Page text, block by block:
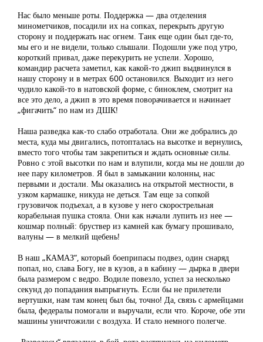
Нас было меньше роты. Поддержка — два отделения
минометчиков, посадили их на сопках, перекрыть другую
сторону и поддержать нас огнем. Танк еще один был где-то,
мы его и не видели, только слышали. Подошли уже под утро,
короткий привал, даже перекурить не успели. Хорошо,
командир расчета заметил, как какой-то джип выдвинулся в
нашу сторону и в метрах 600 остановился. Выходит из него
чудило какой-то в натовской форме, с биноклем, смотрит на
все это дело, а джип в это время поворачивается и начинает
„фигачить“ по нам из ДШК!
Наша разведка как-то слабо отработала. Они же добрались до
места, куда мы двигались, потопталась на высотке и вернулись,
вместо того чтобы там закрепиться и ждать основные силы.
Ровно с этой высотки по нам и влупили, когда мы не дошли до
нее пару километров. Я был в замыкании колонны, нас
первыми и достали. Мы оказались на открытой местности, в
узком кармашке, никуда не деться. Там еще за сопкой
грузовичок подъехал, а в кузове у него скорострельная
корабельная пушка стояла. Они как начали лупить из нее —
кошмар полный: бруствер из камней как бумагу прошивало,
валуны — в мелкий щебень!
В наш „КАМАЗ“, который боеприпасы подвез, один снаряд
попал, но, слава Богу, не в кузов, а в кабину — дырка в двери
была размером с ведро. Водиле повезло, успел за несколько
секунд до попадания выпрыгнуть. Если бы не прилетели
вертушки, нам там конец был бы, точно! Да, связь с армейцами
была, федералы помогали и выручали, если что. Короче, обе эти
машины уничтожили с воздуха. И стало немного полегче.